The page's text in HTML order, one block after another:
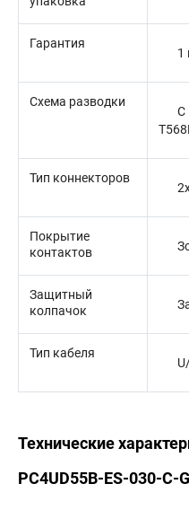
Гарантия
1
Схема разводки
С
Тип коннекторов
Покрытие
контактов
Защитный
колпачок
Тип кабеля
Технические
PC4UD55B-ES-030-C-